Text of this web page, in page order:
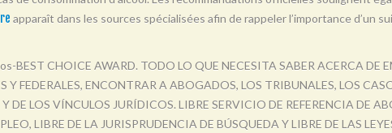
apparaît dans les sources spécialisées afin de rappeler l’importance d’un
BEST CHOICE AWARD. TODO LO QUE NECESITA SABER ACERCA DE
FEDERALES, ENCONTRAR A ABOGADOS, LOS TRIBUNALES, LOS
LOS VÍNCULOS JURÍDICOS. LIBRE SERVICIO DE REFERENCIA DE
LIBRE DE LA JURISPRUDENCIA DE BÚSQUEDA Y LIBRE DE LAS